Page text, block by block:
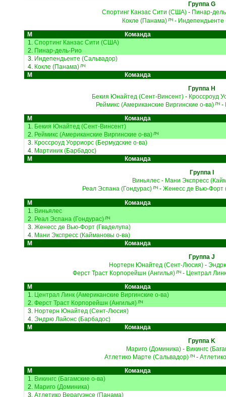
Группа G
Спортинг Канзас Сити (США) - Пинар-
Кокле (Панама)ЛЧ- Индепендьенте
М
Команда
1. Спортинг Канзас Сити (США)
2. Пинар-дель-Рио
3. Индепендьенте (Сальвадор)
4. Кокле (Панама)ЛЧ
М
Команда
Группа H
Бекия Юнайтед (Сент-Винсент)- Кроссроуд
Реймикс (Американские Виргинские о-ва) ЛЧ -
М
Команда
1. Бекия Юнайтед (Сент-Винсент)
2. Реймикс (Американские Виргинские о-ва)ЛЧ
3. Кроссроуд Уорриорс (Бермудские о-ва)
4. Мартиник (Барбадос)
М
Команда
Группа I
Виньялес - Мани Экспресс
Реал Эспана (Гондурас)ЛЧ- Женесс де Вью-Форт
М
Команда
1. Виньялес
2. Реал Эспана (Гондурас)ЛЧ
3. Женесс де Вью-Форт (Гваделупа)
4. Мани Экспресс (Каймановы о-ва)
М
Команда
Группа J
Нортерн Юнайтед (Сент-Люсия)-
Ферст Траст Корпорейшн (Ангилья)ЛЧ- Централ
М
Команда
1. Централ Линк (Американские Виргинские о-ва)
2. Ферст Траст Корпорейшн (Ангилья)ЛЧ
3. Нортерн Юнайтед (Сент-Люсия)
4. Эндрю Лайонс (Барбадос)
М
Команда
Группа K
Мариго (Доминика)- Викингс
Атлетико Марте (Сальвадор)ЛЧ-
М
Команда
1. Викингс (Багамские о-ва)
2. Мариго (Доминика)
3. Атлетико Верагуэнсе (Панама)